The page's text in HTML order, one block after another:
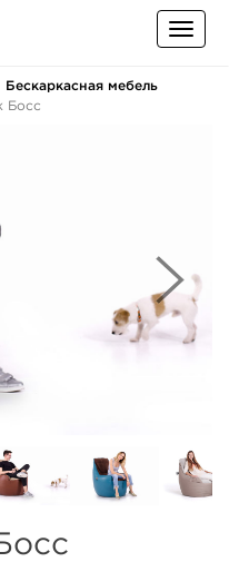
Бескаркасная мебель
Босс